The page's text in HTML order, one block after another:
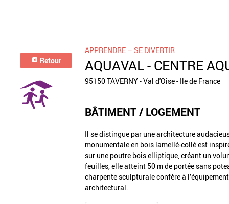
Retour
APPRENDRE – SE DIVERTIR
AQUAVAL - CENTRE
95150 TAVERNY - Val d'Oise - Ile de France
BÂTIMENT / LOGEMENT
Il se distingue par une architecture
monumentale en bois lamellé-collé est
sur une poutre bois elliptique, créant un
feuilles, elle atteint 50 m de portée sans
charpente sculpturale confère à
architectural.